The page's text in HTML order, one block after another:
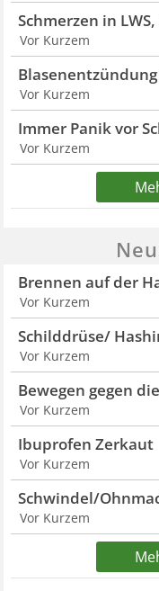
Schmerzen in
Vor Kurzem
Vor Kurzem
Immer Panik vor
Vor Kurzem
Brennen auf der
Vor Kurzem
Schilddrüse/
Vor Kurzem
Bewegen gegen
Vor Kurzem
Ibuprofen Zerkaut
Vor Kurzem
Schwindel/
Vor Kurzem